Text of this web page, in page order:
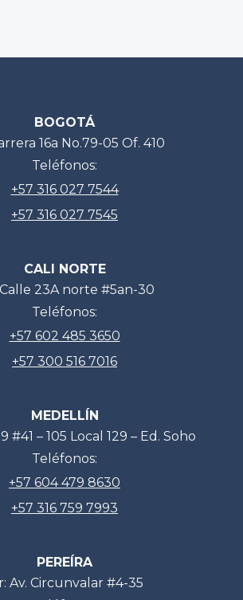
BOGOTÁ
16a No.79-05 Of. 410
Teléfonos:
+57 316 027 7544
+57 316 027 7545
CALI NORTE
23A norte #5an-30
Teléfonos:
+57 602 485 3650
+57 300 516 7016
MEDELLÍN
#41 – 105 Local 129 – Ed. Soho
Teléfonos:
+57 604 479 8630
+57 316 759 7993
PEREÍRA
Av. Circunvalar #4-35